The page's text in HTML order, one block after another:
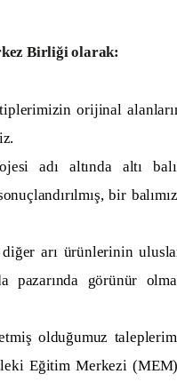
Birliği olarak:
orijinal
adı altında altı
bir
diğer arı ürünlerinin
pazarında görünür
olduğumuz
Eğitim Merkezi (MEM)